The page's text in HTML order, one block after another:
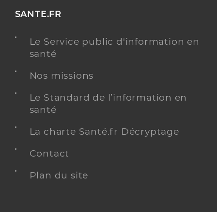
SANTE.FR
Le Service public d'information en
santé
Nos missions
Le Standard de l’information en
santé
La charte Santé.fr Décryptage
Contact
Plan du site